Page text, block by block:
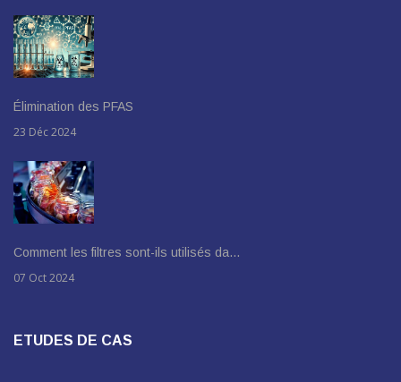
Élimination des PFAS
23 Déc 2024
Comment les filtres sont-ils utilisés da…
07 Oct 2024
ETUDES DE CAS